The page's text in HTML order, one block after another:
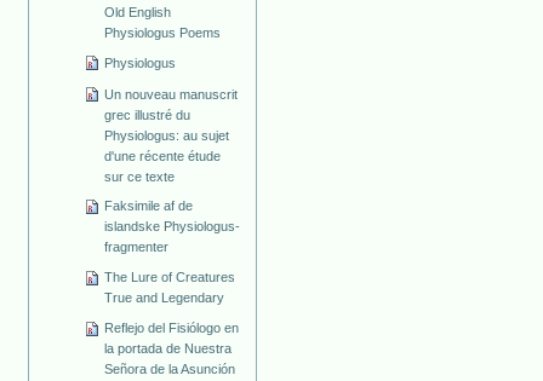
Old English
Physiologus Poems
Physiologus
Un nouveau manuscrit
grec illustré du
Physiologus: au sujet
d'une récente étude
sur ce texte
Faksimile af de
islandske Physiologus-
fragmenter
The Lure of Creatures
True and Legendary
Reflejo del Fisiólogo en
la portada de Nuestra
Señora de la Asunción